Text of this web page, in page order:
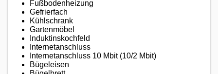
Fußbodenheizung
Gefrierfach
Kühlschrank
Gartenmöbel
Induktinskochfeld
Internetanschluss
Internetanschluss 10 Mbit (10/2 Mbit)
Bügeleisen